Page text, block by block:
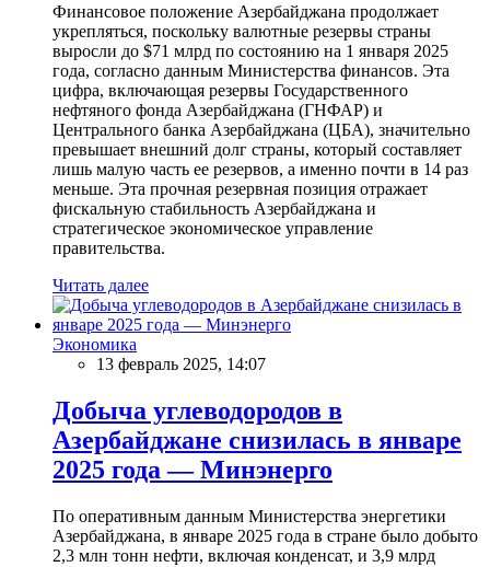
Финансовое положение Азербайджана продолжает
укрепляться, поскольку валютные резервы страны
выросли до $71 млрд по состоянию на 1 января 2025
года, согласно данным Министерства финансов. Эта
цифра, включающая резервы Государственного
нефтяного фонда Азербайджана (ГНФАР) и
Центрального банка Азербайджана (ЦБА), значительно
превышает внешний долг страны, который составляет
лишь малую часть ее резервов, а именно почти в 14 раз
меньше. Эта прочная резервная позиция отражает
фискальную стабильность Азербайджана и
стратегическое экономическое управление
правительства.
Читать далее
Экономика
13 февраль 2025, 14:07
Добыча углеводородов в
Азербайджане снизилась в январе
2025 года — Минэнерго
По оперативным данным Министерства энергетики
Азербайджана, в январе 2025 года в стране было добыто
2,3 млн тонн нефти, включая конденсат, и 3,9 млрд